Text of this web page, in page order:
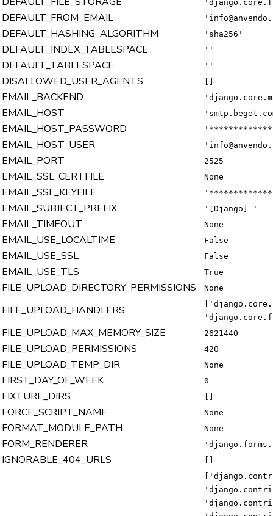
DEFAULT_FROM_EMAIL
DEFAULT_HASHING_ALGORITHM 'sha256'
DEFAULT_INDEX_TABLESPACE ''
DEFAULT_TABLESPACE ''
DISALLOWED_USER_AGENTS
EMAIL_BACKEND
EMAIL_HOST
EMAIL_HOST_PASSWORD
EMAIL_HOST_USER
EMAIL_PORT 2525
EMAIL_SSL_CERTFILE None
EMAIL_SSL_KEYFILE
EMAIL_SUBJECT_PREFIX '[Django] '
EMAIL_TIMEOUT None
EMAIL_USE_LOCALTIME False
EMAIL_USE_SSL False
EMAIL_USE_TLS True
FILE_UPLOAD_DIRECTORY_PERMISSIONS None
FILE_UPLOAD_HANDLERS
FILE_UPLOAD_MAX_MEMORY_SIZE 2621440
FILE_UPLOAD_PERMISSIONS 420
FILE_UPLOAD_TEMP_DIR None
FIRST_DAY_OF_WEEK 0
FIXTURE_DIRS
FORCE_SCRIPT_NAME None
FORMAT_MODULE_PATH None
FORM_RENDERER
IGNORABLE_404_URLS